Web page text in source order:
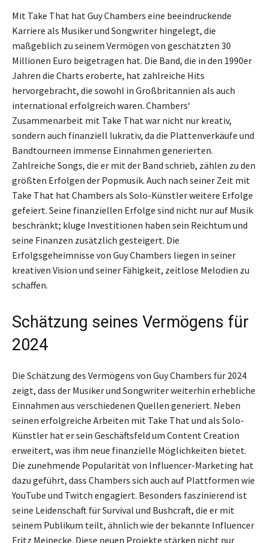
Mit Take That hat Guy Chambers eine beeindruckende
Karriere als Musiker und Songwriter hingelegt, die
maßgeblich zu seinem Vermögen von geschätzten 30
Millionen Euro beigetragen hat. Die Band, die in den 1990er
Jahren die Charts eroberte, hat zahlreiche Hits
hervorgebracht, die sowohl in Großbritannien als auch
international erfolgreich waren. Chambers‘
Zusammenarbeit mit Take That war nicht nur kreativ,
sondern auch finanziell lukrativ, da die Plattenverkäufe und
Bandtourneen immense Einnahmen generierten.
Zahlreiche Songs, die er mit der Band schrieb, zählen zu den
größten Erfolgen der Popmusik. Auch nach seiner Zeit mit
Take That hat Chambers als Solo-Künstler weitere Erfolge
gefeiert. Seine finanziellen Erfolge sind nicht nur auf Musik
beschränkt; kluge Investitionen haben sein Reichtum und
seine Finanzen zusätzlich gesteigert. Die
Erfolgsgeheimnisse von Guy Chambers liegen in seiner
kreativen Vision und seiner Fähigkeit, zeitlose Melodien zu
schaffen.
Schätzung seines Vermögens für
2024
Die Schätzung des Vermögens von Guy Chambers für 2024
zeigt, dass der Musiker und Songwriter weiterhin erhebliche
Einnahmen aus verschiedenen Quellen generiert. Neben
seinen erfolgreiche Arbeiten mit Take That und als Solo-
Künstler hat er sein Geschäftsfeld um Content Creation
erweitert, was ihm neue finanzielle Möglichkeiten bietet.
Die zunehmende Popularität von Influencer-Marketing hat
dazu geführt, dass Chambers sich auch auf Plattformen wie
YouTube und Twitch engagiert. Besonders faszinierend ist
seine Leidenschaft für Survival und Bushcraft, die er mit
seinem Publikum teilt, ähnlich wie der bekannte Influencer
Fritz Meinecke. Diese neuen Projekte stärken nicht nur